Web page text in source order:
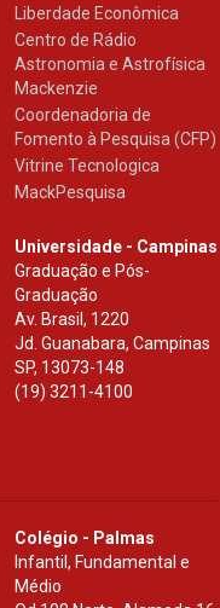
Liberdade Econômica
Centro de Rádio
Astronomia e Astrofísica
Mackenzie
Coordenadoria de
Fomento à Pesquisa (CFP)
Vitrine Tecnologica
MackPesquisa
Universidade - Campinas
Graduação e Pós-
Graduação
Av. Brasil, 1220
Jd. Guanabara, Campinas
SP, 13073-148
(19) 3211-4100
Colégio - Palmas
Infantil, Fundamental e
Médio